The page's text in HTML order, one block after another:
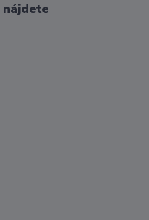
nájdete